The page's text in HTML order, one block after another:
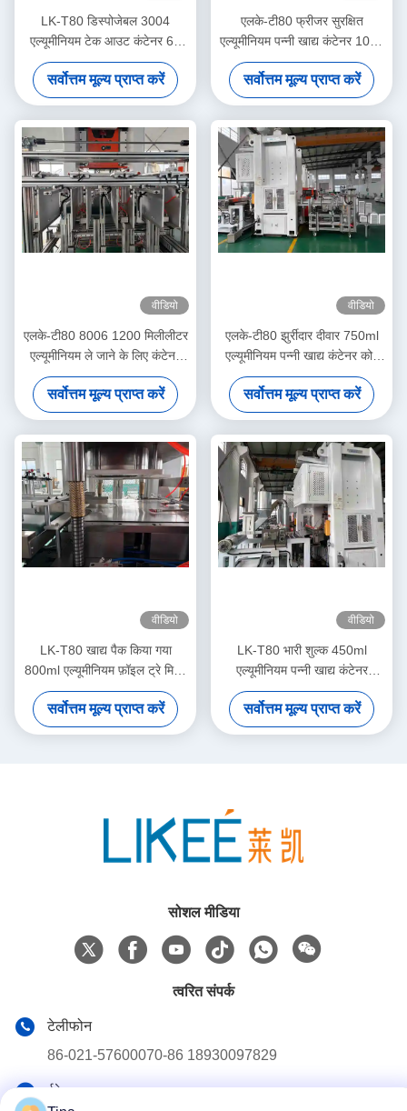
LK-T80 डिस्पोजेबल 3004
एल्यूमीनियम टेक आउट कंटेनर 6A
फॉयल मेकिंग मशीन
सर्वोत्तम मूल्य प्राप्त करें
एलके-टी80 फ्रीजर सुरक्षित
एल्यूमीनियम पन्नी खाद्य कंटेनर 1000
एमएल पर्यावरण के अनुकूल बनाने की
मशीन
सर्वोत्तम मूल्य प्राप्त करें
वीडियो
एलके-टी80 8006 1200 मिलीलीटर
एल्यूमीनियम ले जाने के लिए कंटेनर
आयताकार डिस्पोजेबल खाद्य बनाने की
मशीन
सर्वोत्तम मूल्य प्राप्त करें
वीडियो
एलके-टी80 झुर्रीदार दीवार 750ml
एल्यूमीनियम पन्नी खाद्य कंटेनर कोई
रंग फीका बनाने की मशीन
सर्वोत्तम मूल्य प्राप्त करें
वीडियो
LK-T80 खाद्य पैक किया गया
800ml एल्यूमीनियम फ़ॉइल ट्रे मिश्र
धातु 8011 डिस्पोजेबल पैन बनाने की
मशीन
सर्वोत्तम मूल्य प्राप्त करें
वीडियो
LK-T80 भारी शुल्क 450ml
एल्यूमीनियम पन्नी खाद्य कंटेनर
इन्सुलेशन गोल आकार बनाने की मशीन
सर्वोत्तम मूल्य प्राप्त करें
सोशल मीडिया
त्वरित संपर्क
टेलीफोन
86-021-57600070-86 18930097829
ईमेल